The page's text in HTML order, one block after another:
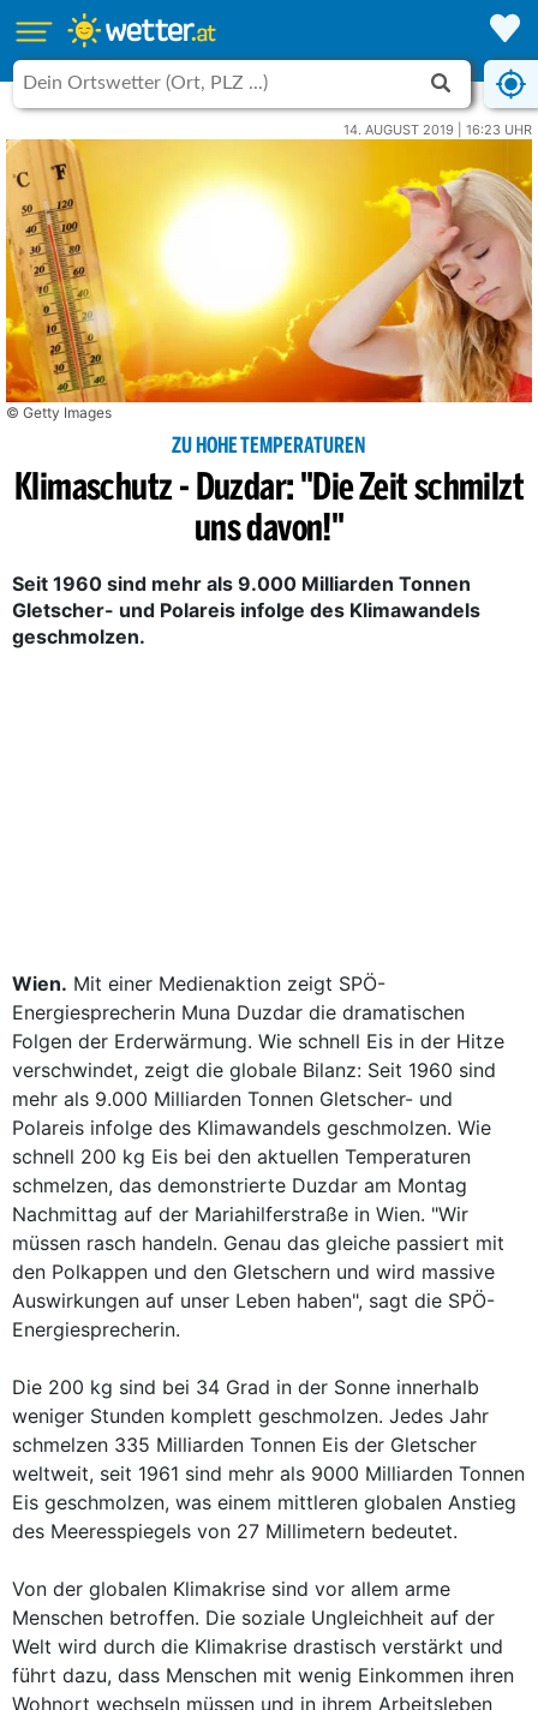
14. AUGUST 2019 | 16:23 UHR
© Getty Images
ZU HOHE TEMPERATUREN
Klimaschutz - Duzdar: "Die Zeit schmilzt
uns davon!"
Seit 1960 sind mehr als 9.000 Milliarden Tonnen
Gletscher- und Polareis infolge des Klimawandels
geschmolzen.
Wien. Mit einer Medienaktion zeigt SPÖ-
Energiesprecherin Muna Duzdar die dramatischen
Folgen der Erderwärmung. Wie schnell Eis in der Hitze
verschwindet, zeigt die globale Bilanz: Seit 1960 sind
mehr als 9.000 Milliarden Tonnen Gletscher- und
Polareis infolge des Klimawandels geschmolzen. Wie
schnell 200 kg Eis bei den aktuellen Temperaturen
schmelzen, das demonstrierte Duzdar am Montag
Nachmittag auf der Mariahilferstraße in Wien. "Wir
müssen rasch handeln. Genau das gleiche passiert mit
den Polkappen und den Gletschern und wird massive
Auswirkungen auf unser Leben haben", sagt die SPÖ-
Energiesprecherin.
Die 200 kg sind bei 34 Grad in der Sonne innerhalb
weniger Stunden komplett geschmolzen. Jedes Jahr
schmelzen 335 Milliarden Tonnen Eis der Gletscher
weltweit, seit 1961 sind mehr als 9000 Milliarden Tonnen
Eis geschmolzen, was einem mittleren globalen Anstieg
des Meeresspiegels von 27 Millimetern bedeutet.
Von der globalen Klimakrise sind vor allem arme
Menschen betroffen. Die soziale Ungleichheit auf der
Welt wird durch die Klimakrise drastisch verstärkt und
führt dazu, dass Menschen mit wenig Einkommen ihren
Wohnort wechseln müssen und in ihrem Arbeitsleben